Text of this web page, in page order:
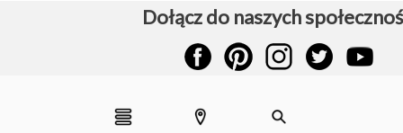
Dołącz do naszych